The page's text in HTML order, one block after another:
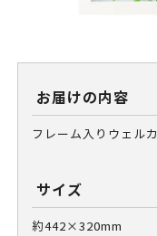
お届けの内容
フレーム入りウェル
サイズ
約442×320mm